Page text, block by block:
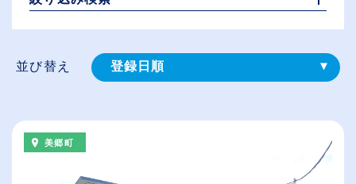
並び替え 登録⽇順
（⾼卒の給与を基準）
美郷町